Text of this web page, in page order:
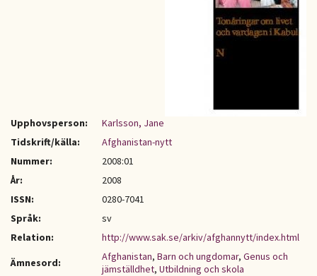
Upphovsperson:
Karlsson, Jane
Tidskrift/källa:
Afghanistan-nytt
Nummer:
2008:01
År:
2008
ISSN:
0280-7041
Språk:
sv
Relation:
http://www.sak.se/arkiv/afghannytt/index.html
Ämnesord:
Afghanistan, Barn och ungdomar, Genus och
jämställdhet, Utbildning och skola